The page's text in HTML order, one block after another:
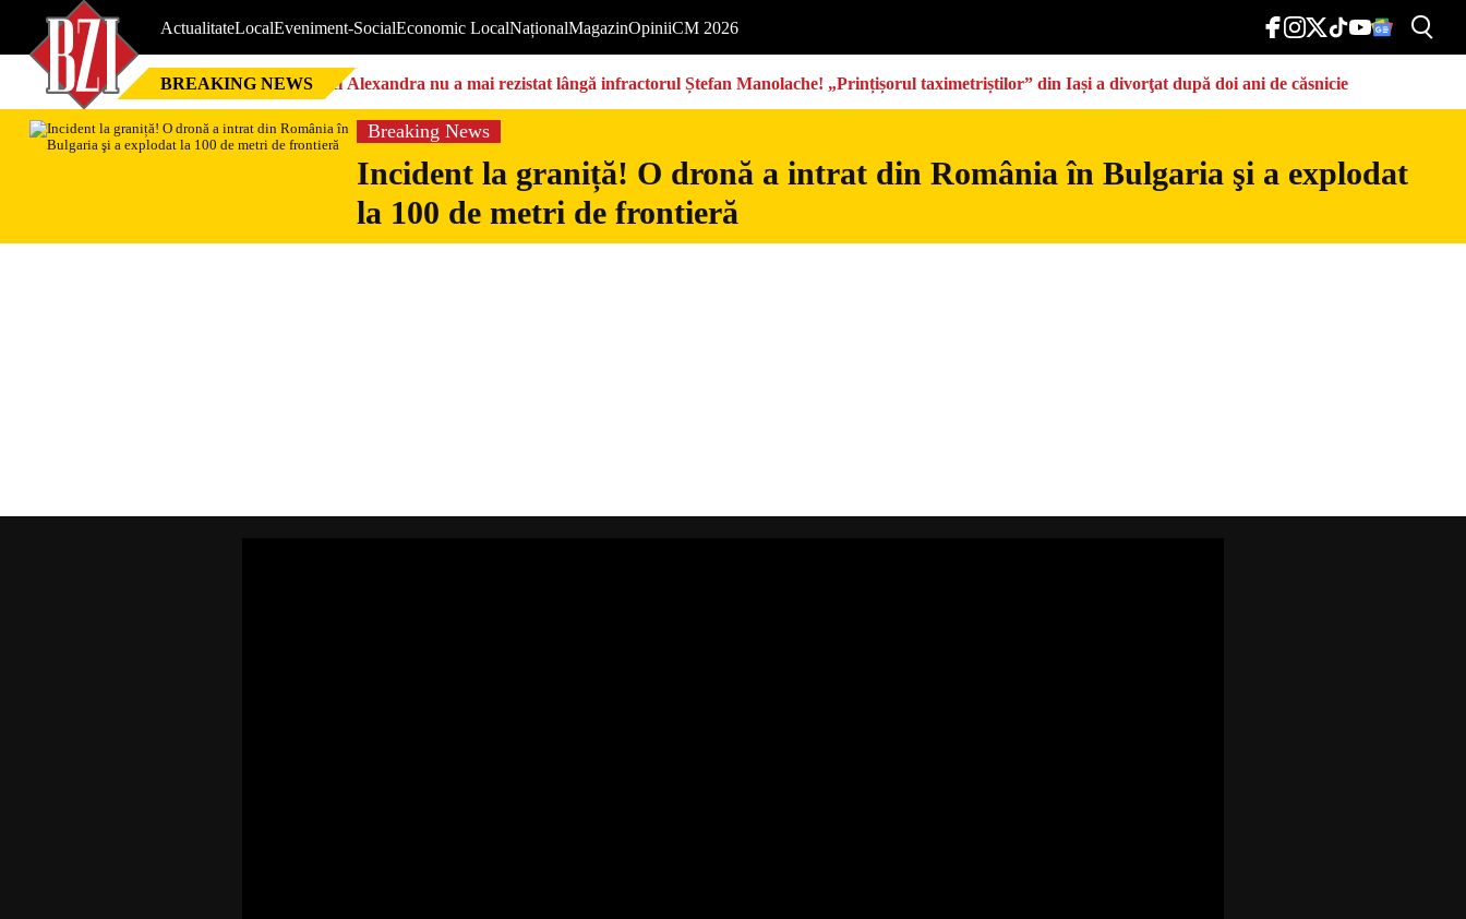
ActualitateLocalEveniment-SocialEconomic LocalNaționalMagazinOpiniiCM 2026
BREAKING NEWS Nici Alexandra nu a mai rezistat lângă infractorul Ștefan Manolache! „Prințișorul taximetriștilor” din Iași a divorţat după doi ani de căsnicie
Breaking News
Incident la graniță! O dronă a intrat din România în Bulgaria şi a explodat
la 100 de metri de frontieră